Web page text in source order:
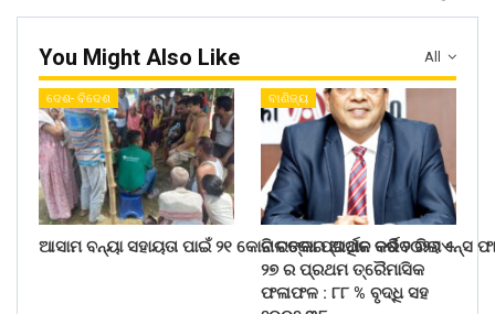
All
You Might Also Like
ଦେଶ- ବିଦେଶ
ଆସାମ ବନ୍ୟା ସହାୟତା ପାଇଁ ୨୧ କୋଟି ଟଙ୍କା ପ୍ରଦାନ କରିବ ରିଲାଏନ୍ସ
ବାଣିଜ୍ୟ
ନାଲକୋର ଆର୍ଥିକ ବର୍ଷ ୨୦୨୬ –
୨୭ ର ପ୍ରଥମ ତ୍ରୈମାସିକ
ଫଳାଫଳ : ୮୮ % ବୃଦ୍ଧି ସହ